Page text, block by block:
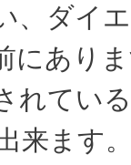
、ダイ
にあり
れてい
来ます